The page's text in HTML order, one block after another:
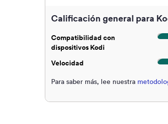
Calificación general para
Compatibilidad con
dispositivos Kodi
Velocidad
Para saber más, lee nuestra